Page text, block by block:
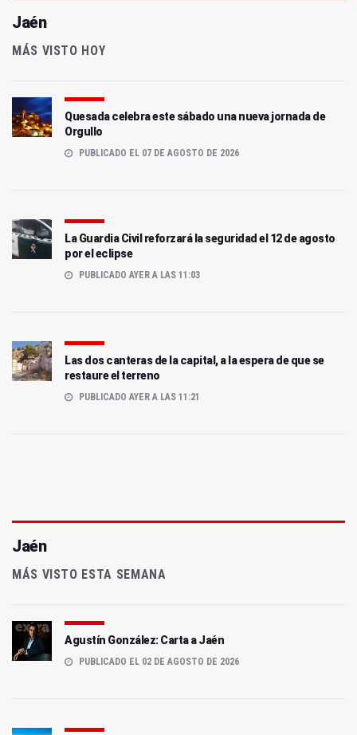
Jaén
MÁS VISTO HOY
Quesada celebra este sábado una nueva jornada de
Orgullo
PUBLICADO EL 07 DE AGOSTO DE 2026
La Guardia Civil reforzará la seguridad el 12 de agosto
por el eclipse
PUBLICADO AYER A LAS 11:03
Las dos canteras de la capital, a la espera de que se
restaure el terreno
PUBLICADO AYER A LAS 11:21
Jaén
MÁS VISTO ESTA SEMANA
Agustín González: Carta a Jaén
PUBLICADO EL 02 DE AGOSTO DE 2026